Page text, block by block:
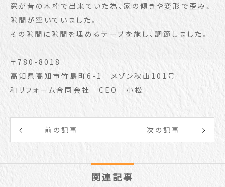
窓が昔の木枠で出来ていた為、家の傾きや変形で歪み、
隙間が空いていました。
その隙間に隙間を埋めるテープを施し、調節しました。
〒780-8018
高知県高知市竹島町6-1 メゾン秋山101号
和リフォーム合同会社 CEO 小松
前の記事 次の記事
関連記事